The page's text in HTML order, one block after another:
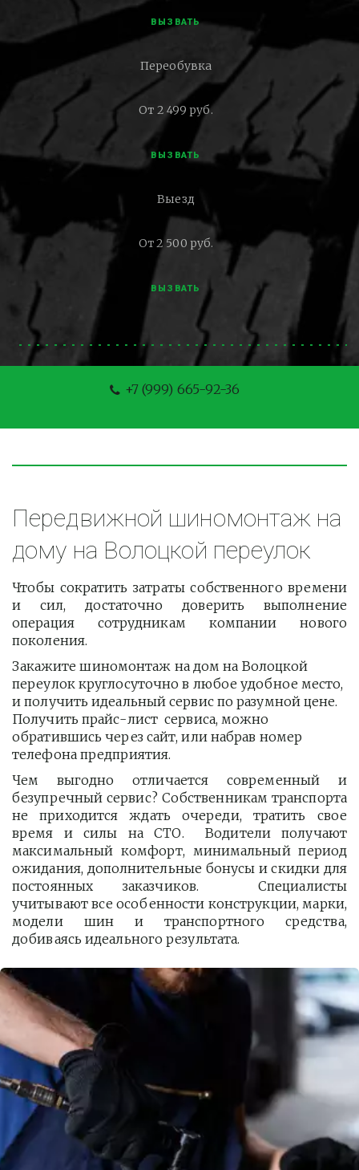
ВЫЗВАТЬ
Переобувка
От 2 499 руб.
ВЫЗВАТЬ
Выезд
От 2 500 руб.
ВЫЗВАТЬ
+7 (999) 665-92-36
Передвижной шиномонтаж на
дому на Волоцкой переулок
Чтобы сократить затраты собственного времени
и сил, достаточно доверить выполнение
операция сотрудникам компании нового
поколения.
Закажите шиномонтаж на дом на Волоцкой
переулок круглосуточно в любое удобное место,
и получить идеальный сервис по разумной цене.
Получить прайс-лист  сервиса, можно
обратившись через сайт, или набрав номер
телефона предприятия.
Чем выгодно отличается современный и
безупречный сервис? Собственникам транспорта
не приходится ждать очереди, тратить свое
время и силы на СТО. Водители получают
максимальный комфорт, минимальный период
ожидания, дополнительные бонусы и скидки для
постоянных заказчиков. Специалисты
учитывают все особенности конструкции, марки,
модели шин и транспортного средства,
добиваясь идеального результата.